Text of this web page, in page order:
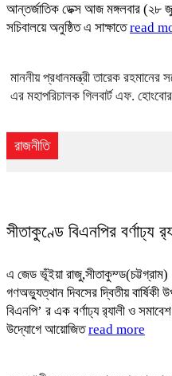
আন্তর্জাতিক ডেক্স আজ মঙ্গলবার (২৮
সচিবালয়ে অনুষ্ঠিত এ সাক্ষাতেread
মাননীয় প্রধানমন্ত্রী তারেক
এর মহাপরিচালক গিলবার্ট এফ.
রাজনীতি
সীতাকুণ্ডে বিএনপির বর্ণাঢ্য
এ জেড ভূঁইয়া
গণঅভ্যুত্থান দিবসের দ্বিতীয় বার্ষিকী
বিএনপি’ র এক বর্ণাঢ্য র‍্যালী ও
উদ্যোগে আয়োজিতread more